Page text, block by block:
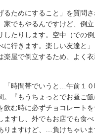
ためにすること」を質問
でもやるんですけど、倒立
たりします。空中（での
行きます。楽しい友達と
屋で倒立するため、よく
時間帯でいうと…午前１０
『もうちょっとでお昼ご
む時に必ずチョコレート
すし、外でもお店でも食
りますけど、…負けちゃい